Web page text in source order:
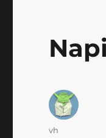
Szerző
vh